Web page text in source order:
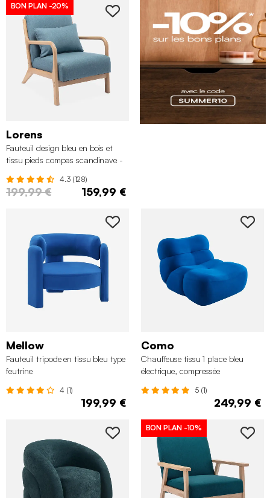
BON PLAN -20%
Lorens
Fauteuil design bleu en bois et
tissu pieds compas scandinave -
4.3 (128)
199,99 € 159,99 €
Mellow
Fauteuil tripode en tissu bleu type
feutrine
4 (1)
199,99 €
Como
Chauffeuse tissu 1 place bleu
électrique, compressée
5 (1)
249,99 €
BON PLAN -10%